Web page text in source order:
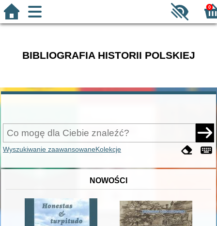
0
BIBLIOGRAFIA HISTORII POLSKIEJ
Wyszukiwanie zaawansowaneKolekcje
NOWOŚCI